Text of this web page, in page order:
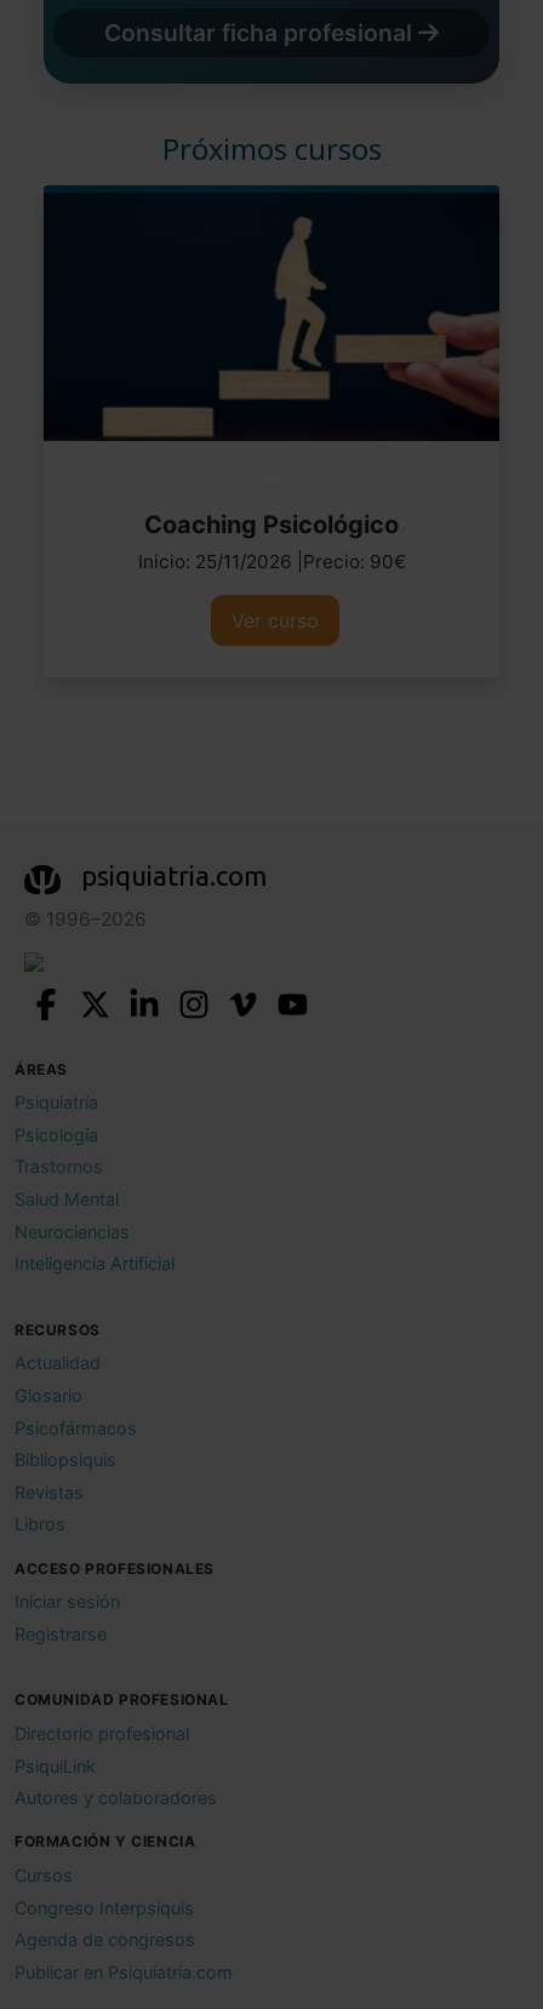
Consultar ficha profesional
Próximos cursos
Coaching Psicológico
Inicio: 25/11/2026 |Precio: 90€
Ver curso
psiquiatria.com
© 1996–2026
ÁREAS
Psiquiatría
Psicología
Trastornos
Salud Mental
Neurociencias
Inteligencia Artificial
RECURSOS
Actualidad
Glosario
Psicofármacos
Bibliopsiquis
Revistas
Libros
ACCESO PROFESIONALES
Iniciar sesión
Registrarse
COMUNIDAD PROFESIONAL
Directorio profesional
PsiquiLink
Autores y colaboradores
FORMACIÓN Y CIENCIA
Cursos
Congreso Interpsiquis
Agenda de congresos
Publicar en Psiquiatria.com